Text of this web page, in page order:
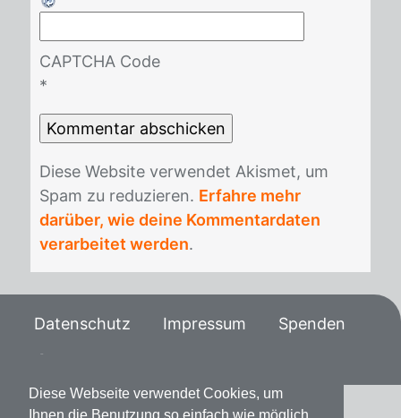
Diese Webseite verwendet Cookies, um
CAPTCHA Code
*
Die­se Web­site ver­wen­det Akis­met, um
Spam zu re­du­zie­ren. Erfahre mehr
darüber, wie deine Kommentardaten
verarbeitet werden.
Datenschutz Impressum Spenden